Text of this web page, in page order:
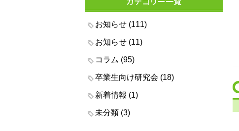
お知らせ(111)
お知らせ(11)
コラム (95)
卒業生向け研究会 (18)
新着情報 (1)
未分類(3)